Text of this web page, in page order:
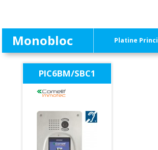
Monobloc Platine
PIC6BM/SBC1